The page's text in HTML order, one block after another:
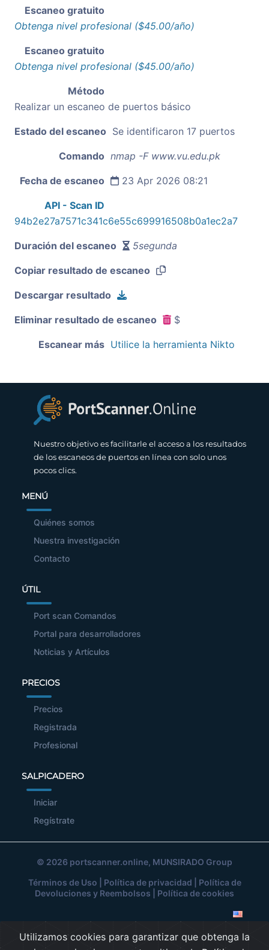
Escaneo gratuito
Obtenga nivel profesional ($45.00/año)
Escaneo gratuito
Obtenga nivel profesional ($45.00/año)
Método
Realizar un escaneo de puertos básico
Estado del escaneo Se identificaron 17 puertos
Comando nmap -F www.vu.edu.pk
Fecha de escaneo 23 Apr 2026 08:21
API - Scan ID
94b2e27a7571c341c6e55c699916508b0a1ec2a7
Duración del escaneo 5segunda
Copiar resultado de escaneo
Descargar resultado
Eliminar resultado de escaneo $
Escanear más Utilice la herramienta Nikto
Nuestro objetivo es facilitarle el acceso a los resultados
de los escaneos de puertos en línea con solo unos
pocos clics.
MENÚ
Quiénes somos
Nuestra investigación
Contacto
ÚTIL
Port scan Comandos
Portal para desarrolladores
Noticias y Artículos
PRECIOS
Precios
Registrada
Profesional
SALPICADERO
Iniciar
Regístrate
© 2026 portscanner.online, MUNSIRADO Group
Términos de Uso
Política de privacidad
Política de
Devoluciones y Reembolsos
Política de cookies
Utilizamos cookies para garantizar que obtenga la